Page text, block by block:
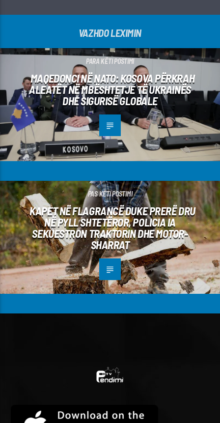
VAZHDO LEXIMIN
PARA KËTI POSTIMI
MAQEDONCI NË NATO: KOSOVA PËRKRAH
ALEATËT NË MBËSHTETJE TË UKRAINËS
DHE SIGURISË GLOBALE
PAS KËTI POSTIMI
KAPET NË FLAGRANCË DUKE PRERË DRU
NË PYLL SHTETËROR, POLICIA IA
SEKUESTRON TRAKTORIN DHE MOTOR-
SHARRAT